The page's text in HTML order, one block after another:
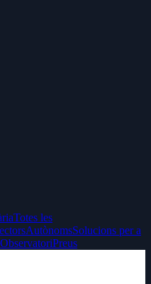
Totes les
AutònomsSolucions per a
ObservatoriPreus